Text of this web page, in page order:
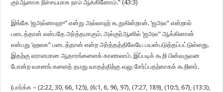
குர்ஆனாக நிச்சயமாக நாம் ஆக்கினோம்.” (43:3)
இங்கே ‘ஜஅல்னாஹு” என்று அல்லாஹ் கூறுகின்றான். ‘ஜஅல” என்றால்
படைத்தான் என்பதே அர்த்தமாகும். அல்குர்ஆனில் ‘ஜஅல” ஆக்கினான்
என்பது ‘ஹலக” படைத்தான் என்ற அர்த்தத்திலேயே பயன்படுத்தப்பட்டுள்ளது.
இதற்கு ஏராளமான ஆதாரங்களைக் காணலாம். இப்படிக் கூறி பின்வருவன
போன்ற வசனங் களைத் தமது வாதத்திற்கு வலு சேர்ப்பதற்காகக் கூறினர்.
(பார்க்க – (2:22, 30, 66, 125), (6:1, 6, 96, 97), (7:27, 189), (10:5, 67), (13:3),